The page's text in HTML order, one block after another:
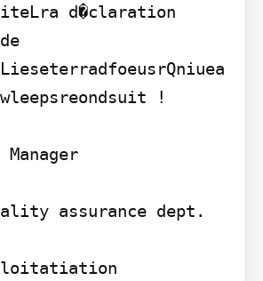
d�claration
!
assurance dept.